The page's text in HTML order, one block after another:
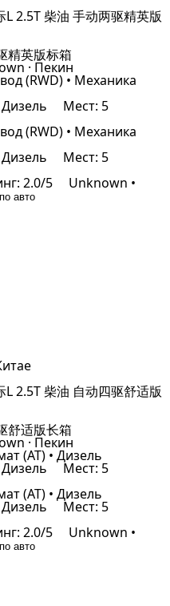
精英版标箱
· Пекин
(RWD) • Механика
Мест: 5
(RWD) • Механика
Мест: 5
2.0/5 Unknown •
авто
舒适版长箱
· Пекин
(AT) • Дизель
Мест: 5
(AT) • Дизель
Мест: 5
2.0/5 Unknown •
авто